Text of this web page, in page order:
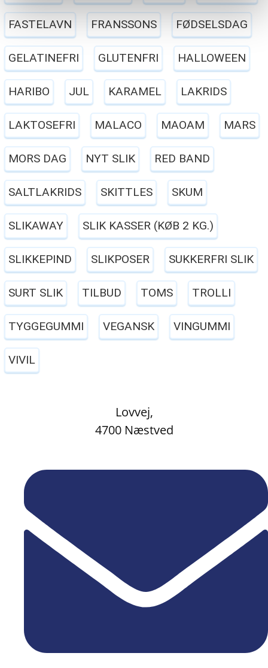
FASTELAVN FRANSSONS FØDSELSDAG
GELATINEFRI GLUTENFRI HALLOWEEN
HARIBO JUL KARAMEL LAKRIDS
LAKTOSEFRI MALACO MAOAM MARS
MORS DAG NYT SLIK RED BAND
SALTLAKRIDS SKITTLES SKUM
SLIKAWAY SLIK KASSER (KØB 2 KG.)
SLIKKEPIND SLIKPOSER SUKKERFRI SLIK
SURT SLIK TILBUD TOMS TROLLI
TYGGEGUMMI VEGANSK VINGUMMI
VIVIL
Lovvej,
4700 Næstved